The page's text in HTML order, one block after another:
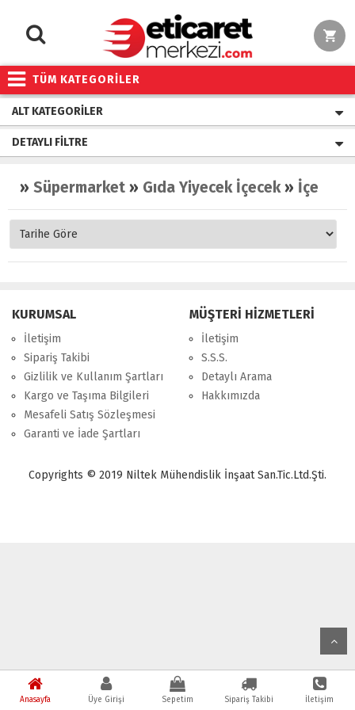
TÜM KATEGORİLER
Anasayfa Üye Girişi Sepetim Sipariş Takibi İletişim
ALT KATEGORILER
DETAYLI FILTRE
» Süpermarket » Gıda Yiyecek İçecek» İçecekler Meşrubatlar
KURUMSAL
İletişim
Sipariş Takibi
Gizlilik ve Kullanım Şartları
Kargo ve Taşıma Bilgileri
Mesafeli Satış Sözleşmesi
Garanti ve İade Şartları
MÜŞTERİ HİZMETLERİ
İletişim
S.S.S.
Detaylı Arama
Hakkımızda
Copyrights © 2019 Niltek Mühendislik İnşaat San.Tic.Ltd.Şti.